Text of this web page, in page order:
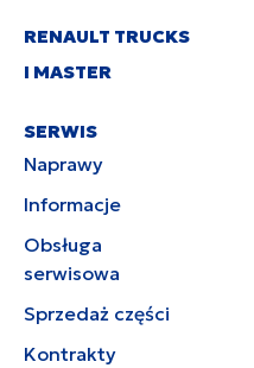
RENAULT TRUCKS
I MASTER
SERWIS
Naprawy
Informacje
Obsługa
serwisowa
Sprzedaż części
Kontrakty